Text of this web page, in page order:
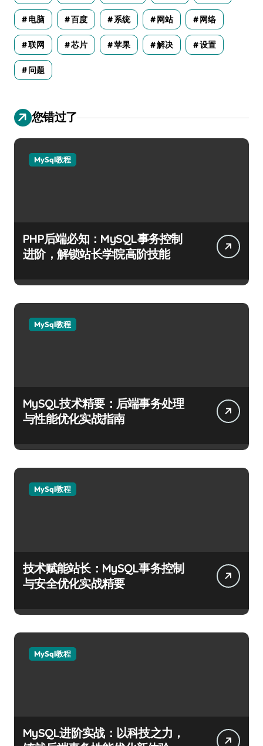
电脑 百度 系统 网站 网络
联网 芯片 苹果 解决 设置
问题
您错过了
MySql教程
PHP后端必知：MySQL事务控制
进阶，解锁站长学院高阶技能
MySql教程
MySQL技术精要：后端事务处理
与性能优化实战指南
MySql教程
技术赋能站长：MySQL事务控制
与安全优化实战精要
MySql教程
MySQL进阶实战：以科技之力，